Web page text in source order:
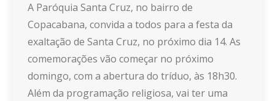
A Paróquia Santa Cruz, no bairro de
Copacabana, convida a todos para a festa da
exaltação de Santa Cruz, no próximo dia 14. As
comemorações vão começar no próximo
domingo, com a abertura do tríduo, às 18h30.
Além da programação religiosa, vai ter uma